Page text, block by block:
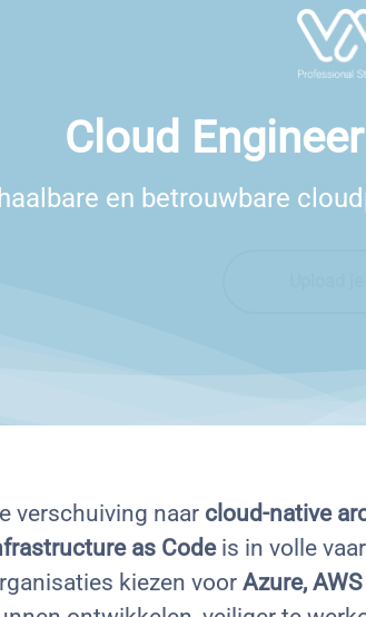
Cloud
en betrouwbare
verschuiving naar cloud-native
as Codeis in volle
kiezen voor Azure,